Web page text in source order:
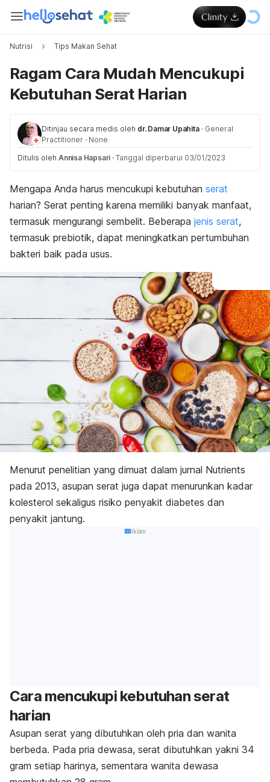
Nutrisi Tips Makan Sehat
Ragam Cara Mudah Mencukupi
Kebutuhan Serat Harian
Ditinjau secara medis oleh dr. Damar Upahita · General
Practitioner · None
Ditulis oleh Annisa Hapsari · Tanggal diperbarui 03/01/2023
Mengapa Anda harus mencukupi kebutuhan serat
harian? Serat penting karena memiliki banyak manfaat,
termasuk mengurangi sembelit. Beberapa jenis serat,
termasuk prebiotik, dapat meningkatkan pertumbuhan
bakteri baik pada usus.
Menurut penelitian yang dimuat dalam jurnal Nutrients
pada 2013, asupan serat juga dapat menurunkan kadar
kolesterol sekaligus risiko penyakit diabetes dan
penyakit jantung.
Iklan
Cara mencukupi kebutuhan serat
harian
Asupan serat yang dibutuhkan oleh pria dan wanita
berbeda. Pada pria dewasa, serat dibutuhkan yakni 34
gram setiap harinya, sementara wanita dewasa